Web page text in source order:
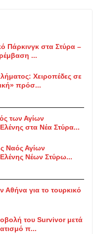
Πάρκινγκ στα Στύρα –
...
Χειροπέδες σε
πρόσ...
των Αγίων
στα Νέα Στύρα...
Ναός Αγίων
Νέων Στύρω...
Αθήνα για το τουρκικό
του Survivor μετά
π...